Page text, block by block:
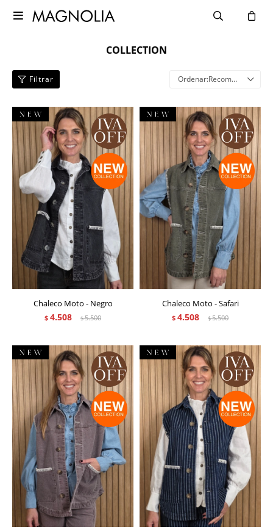

COLLECTION
Recomendados
Chaleco Moto - Negro
$ 4.508 $5.500
Chaleco Moto - Safari
$ 4.508 $5.500